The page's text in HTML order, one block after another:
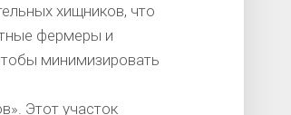
хищников, что
фермеры и
минимизировать
Этот участок